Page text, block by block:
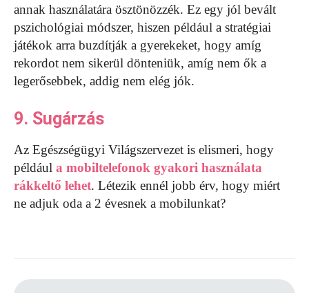
annak használatára ösztönözzék. Ez egy jól bevált
pszichológiai módszer, hiszen például a stratégiai
játékok arra buzdítják a gyerekeket, hogy amíg
rekordot nem sikerül dönteniük, amíg nem ők a
legerősebbek, addig nem elég jók.
9. Sugárzás
Az Egészségügyi Világszervezet is elismeri, hogy
például a mobiltelefonok gyakori használata
rákkeltő lehet. Létezik ennél jobb érv, hogy miért
ne adjuk oda a 2 évesnek a mobilunkat?